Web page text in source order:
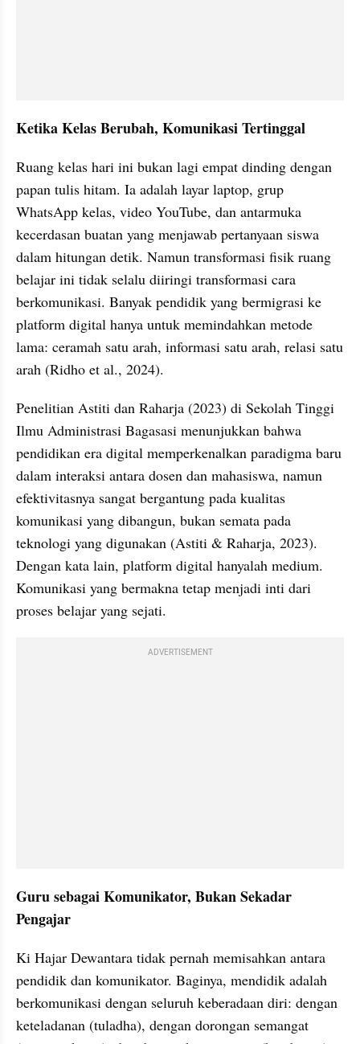
Ketika Kelas Berubah, Komunikasi Tertinggal
Ruang kelas hari ini bukan lagi empat dinding dengan
papan tulis hitam. Ia adalah layar laptop, grup
WhatsApp kelas, video YouTube, dan antarmuka
kecerdasan buatan yang menjawab pertanyaan siswa
dalam hitungan detik. Namun transformasi fisik ruang
belajar ini tidak selalu diiringi transformasi cara
berkomunikasi. Banyak pendidik yang bermigrasi ke
platform digital hanya untuk memindahkan metode
lama: ceramah satu arah, informasi satu arah, relasi satu
arah (Ridho et al., 2024).
Penelitian Astiti dan Raharja (2023) di Sekolah Tinggi
Ilmu Administrasi Bagasasi menunjukkan bahwa
pendidikan era digital memperkenalkan paradigma baru
dalam interaksi antara dosen dan mahasiswa, namun
efektivitasnya sangat bergantung pada kualitas
komunikasi yang dibangun, bukan semata pada
teknologi yang digunakan (Astiti & Raharja, 2023).
Dengan kata lain, platform digital hanyalah medium.
Komunikasi yang bermakna tetap menjadi inti dari
proses belajar yang sejati.
ADVERTISEMENT
Guru sebagai Komunikator, Bukan Sekadar
Pengajar
Ki Hajar Dewantara tidak pernah memisahkan antara
pendidik dan komunikator. Baginya, mendidik adalah
berkomunikasi dengan seluruh keberadaan diri: dengan
keteladanan (tuladha), dengan dorongan semangat